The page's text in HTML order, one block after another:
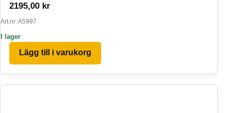
2195,00 kr
Art.nr: A5997
I lager
Lägg till i varukorg